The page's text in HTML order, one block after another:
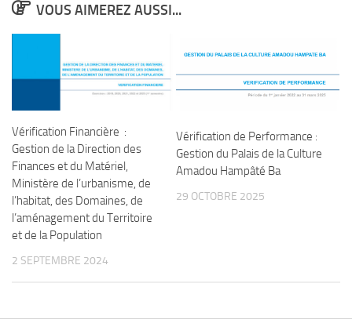
VOUS AIMEREZ AUSSI...
Vérification Financière :
Gestion de la Direction des
Finances et du Matériel,
Ministère de l’urbanisme, de
l’habitat, des Domaines, de
l’aménagement du Territoire
et de la Population
2 SEPTEMBRE 2024
Vérification de Performance :
Gestion du Palais de la Culture
Amadou Hampâté Ba
29 OCTOBRE 2025